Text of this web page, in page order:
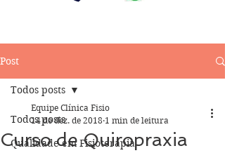
Post
Todos posts
Qualidade em Fisioterapia
Todos posts
Curso de Quiropraxia
Equipe Clínica Fisio
14 de dez. de 2018 1 min de leitura